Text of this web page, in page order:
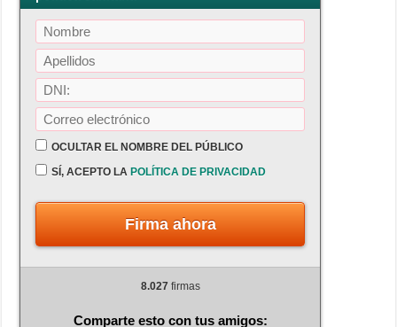
OCULTAR EL NOMBRE DEL PÚBLICO
SÍ, ACEPTO LA POLÍTICA DE PRIVACIDAD
Firma ahora
8.027 firmas
Comparte esto con tus amigos: